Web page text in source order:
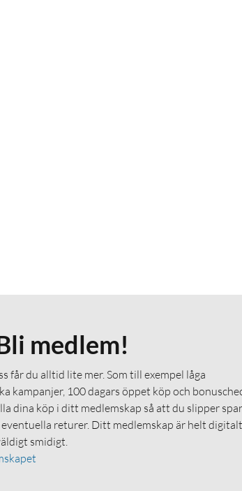
medlem!
får du alltid lite mer. Som till exempel låga
kampanjer, 100 dagars öppet köp och
dina köp i ditt medlemskap så att du slipper
returer. Ditt medlemskap är helt
smidigt.